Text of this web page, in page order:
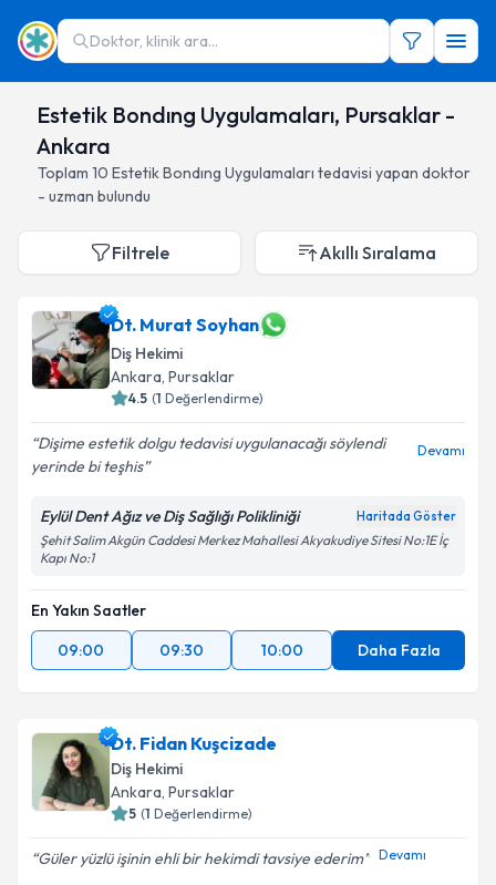
Doktor, klinik ara...
Estetik Bondıng Uygulamaları, Pursaklar -
Ankara
Toplam 10 Estetik Bondıng Uygulamaları tedavisi yapan doktor
- uzman bulundu
Filtrele Akıllı Sıralama
Dt. Murat Soyhan
Diş Hekimi
Ankara, Pursaklar
4.5 (1 Değerlendirme)
Dişime estetik dolgu tedavisi uygulanacağı söylendi
yerinde bi teşhis
Devamı
Eylül Dent Ağız ve Diş Sağlığı Polikliniği Haritada Göster
Şehit Salim Akgün Caddesi Merkez Mahallesi Akyakudiye Sitesi No:1E İç
Kapı No:1
En Yakın Saatler
09:00
09:30 10:00 Daha Fazla
Dt. Fidan Kuşcizade
Diş Hekimi
Ankara, Pursaklar
5 (1 Değerlendirme)
Güler yüzlü işinin ehli bir hekimdi tavsiye ederim Devamı